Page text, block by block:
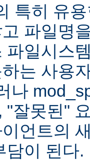
특히 유
파일명
파일시스
는 사용
나
"잘못된"
언트의
담이 된다.